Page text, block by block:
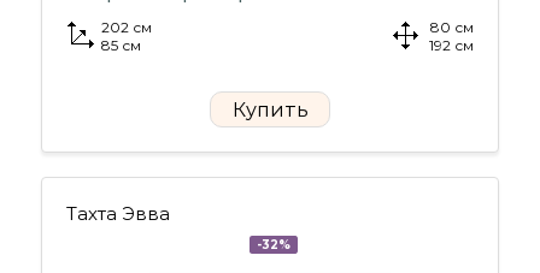
202 см
85 см
80 см
192 см
Купить
Тахта Эвва
-32%